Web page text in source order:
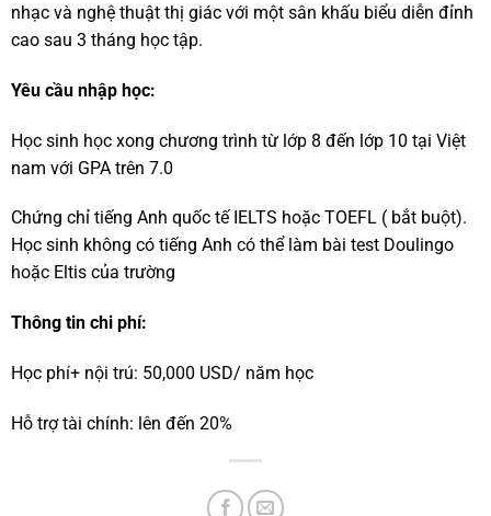
nhạc và nghệ thuật thị giác với một sân khấu biểu diễn đỉnh
cao sau 3 tháng học tập.
Yêu cầu nhập học:
Học sinh học xong chương trình từ lớp 8 đến lớp 10 tại Việt
nam với GPA trên 7.0
Chứng chỉ tiếng Anh quốc tế IELTS hoặc TOEFL ( bắt buột).
Học sinh không có tiếng Anh có thể làm bài test Doulingo
hoặc Eltis của trường
Thông tin chi phí:
Học phí+ nội trú: 50,000 USD/ năm học
Hỗ trợ tài chính: lên đến 20%